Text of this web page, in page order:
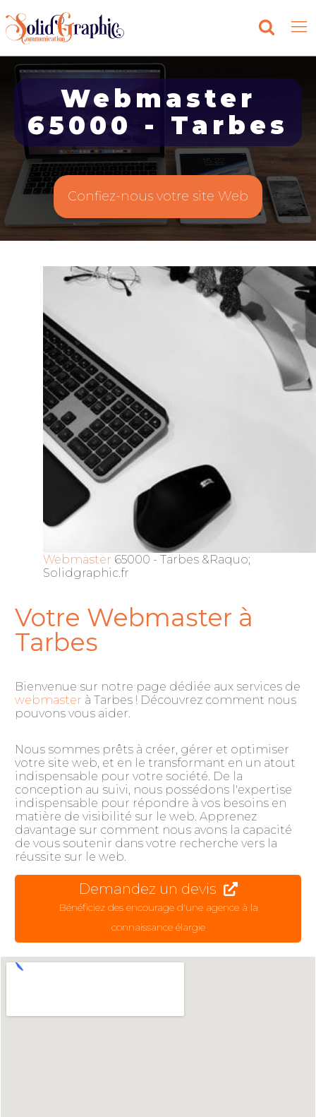
Webmaster
65000 - Tarbes
Confiez-nous votre site Web
Webmaster 65000 - Tarbes &Raquo;
Solidgraphic.fr
Votre Webmaster à
Tarbes
Bienvenue sur notre page dédiée aux services de
webmaster à Tarbes ! Découvrez comment nous
pouvons vous aider.
Nous sommes prêts à créer, gérer et optimiser
votre site web, et en le transformant en un atout
indispensable pour votre société. De la
conception au suivi, nous possédons l'expertise
indispensable pour répondre à vos besoins en
matière de visibilité sur le web. Apprenez
davantage sur comment nous avons la capacité
de vous soutenir dans votre recherche vers la
réussite sur le web.
Demandez un devis
Bénéficiez des encourage d'une agence à la
connaissance élargie